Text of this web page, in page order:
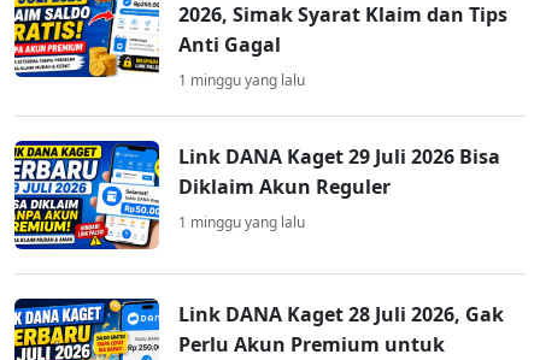
2026, Simak Syarat Klaim dan Tips
Anti Gagal
1 minggu yang lalu
Link DANA Kaget 29 Juli 2026 Bisa
Diklaim Akun Reguler
1 minggu yang lalu
Link DANA Kaget 28 Juli 2026, Gak
Perlu Akun Premium untuk